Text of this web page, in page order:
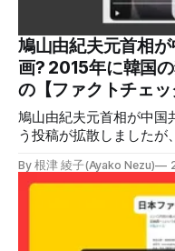
の投稿の表示回数は少
爆発の原因をめぐって
っているため検証する。 検証過程 イオンモール熊本の爆発
2026年7月28日午後16時
発生した。午後6時ごろ
「イ
鳩山由紀夫元首相
画? 2015年に韓国
の【ファクトチェッ
鳩山由紀夫元首相が中国
う投稿が拡散しましたが
立運動家らに謝罪した映
げている動画ではありません。 検証対象 拡散
年7月30日、「日本人が
ありますか？/ここに日
います。彼は2009年か
By 根津 綾子(Ayako Nezu)